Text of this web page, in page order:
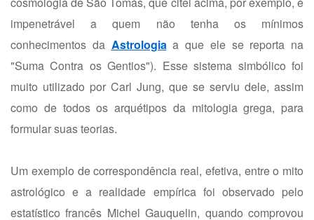
impenetrável a quem não tenha os mínimos
conhecimentos da Astrologiaa que ele se reporta na
"Suma Contra os Gentios"). Esse sistema simbólico foi
muito utilizado por Carl Jung, que se serviu dele, assim
como de todos os arquétipos da mitologia grega, para
formular suas teorias.
Um exemplo de correspondência real, efetiva, entre o mito
astrológico e a realidade empírica foi observado pelo
estatístico francês Michel Gauquelin, quando comprovou